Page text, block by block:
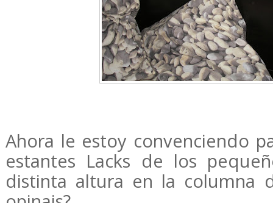
Ahora le estoy convenciendo
estantes Lacks de los
distinta altura en la columna